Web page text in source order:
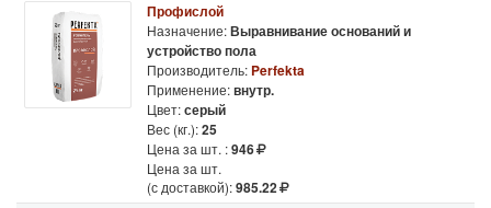
Профислой
Назначение:Выравнивание оснований и
устройство пола
Производитель: Perfekta
Применение:внутр.
Цвет:серый
Вес (кг.):25
Цена за шт. :946
Цена за шт.
(с доставкой):985.22